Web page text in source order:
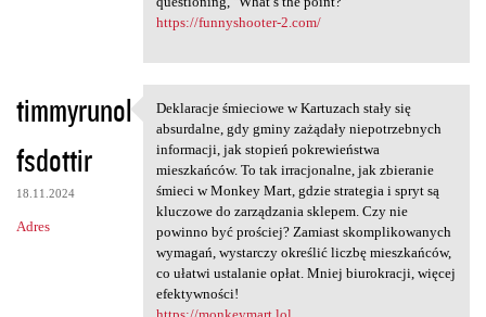
https://funnyshooter-2.com/
timmyrunol
fsdottir
18.11.2024
Adres
Deklaracje śmieciowe w
Deklaracje śmieciowe w Kartuzach stały się
absurdalne, gdy gminy zażądały niepotrzebnych
informacji, jak stopień pokrewieństwa
mieszkańców. To tak irracjonalne, jak zbieranie
śmieci w Monkey Mart, gdzie strategia i spryt są
kluczowe do zarządzania sklepem. Czy nie
powinno być prościej? Zamiast skomplikowanych
wymagań, wystarczy określić liczbę mieszkańców,
co ułatwi ustalanie opłat. Mniej biurokracji, więcej
efektywności!